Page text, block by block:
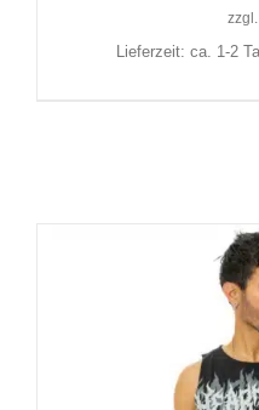
zzgl.
Lieferzeit: ca. 1-2